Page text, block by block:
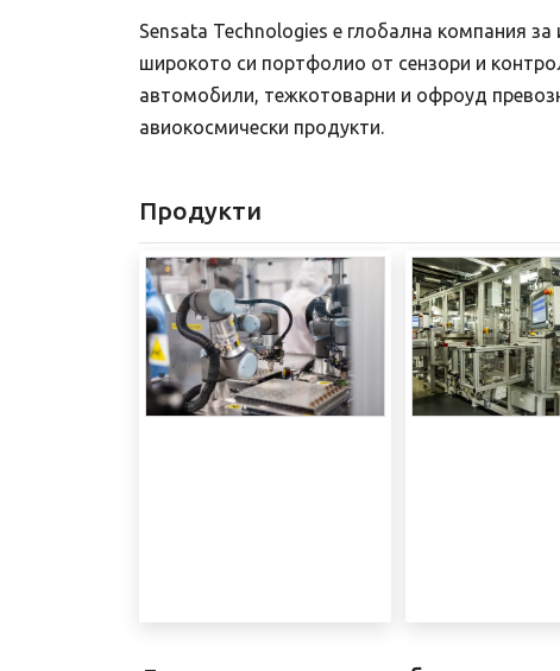
Sensata Technologies е глобална компания
широкото си портфолио от сензори и
автомобили, тежкотоварни и офроуд
авиокосмически продукти.
Продукти